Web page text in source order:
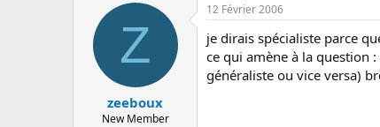
Z
zeeboux
New Member
12 Février 2006
je dirais spécialiste parce
ce qui amène à la question
généraliste ou vice versa)